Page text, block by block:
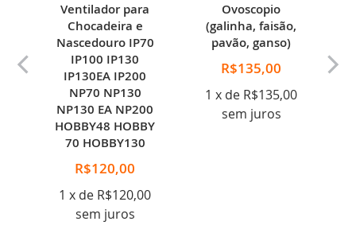
Ventilador para
Chocadeira e
Nascedouro IP70
IP100 IP130
IP130EA IP200
NP70 NP130
NP130 EA NP200
HOBBY48 HOBBY
70 HOBBY130
R$120,00
1 x de R$120,00
sem juros
Ovoscopio
(galinha, faisão,
pavão, ganso)
R$135,00
1 x de R$135,00
sem juros